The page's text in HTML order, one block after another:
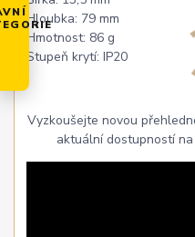
Hloubka: 79 mm
Hmotnost: 86 g
Stupeň krytí: IP20
Vyzkoušejte novou
aktuální dostupností